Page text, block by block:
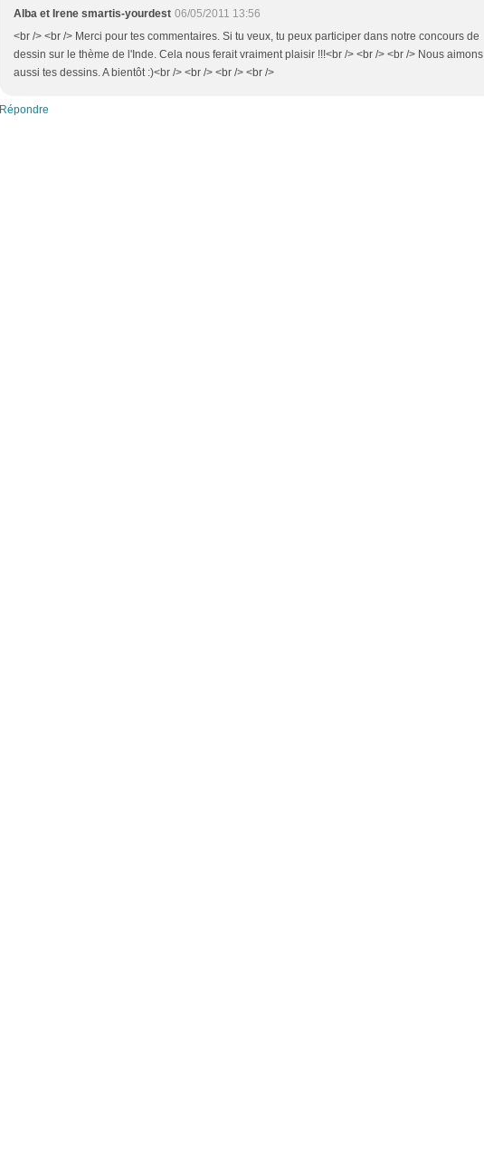
Alba et Irene smartis-yourdest 06/05/2011 13:56
<br /> <br /> Merci pour tes commentaires. Si tu veux, tu peux participer dans notre concours de
dessin sur le thème de l'Inde. Cela nous ferait vraiment plaisir !!!<br /> <br /> <br /> Nous aimons
aussi tes dessins. A bientôt :)<br /> <br /> <br /> <br />
Répondre